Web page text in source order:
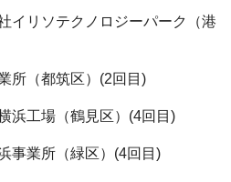
イリソテクノロジーパーク（港
所（都筑区）(2回目)
浜工場（鶴見区）(4回目)
事業所（緑区）(4回目)